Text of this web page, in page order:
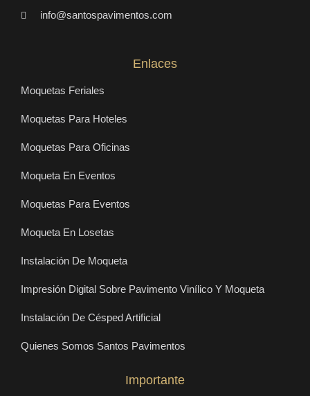
info@santospavimentos.com
Enlaces
Moquetas Feriales
Moquetas Para Hoteles
Moquetas Para Oficinas
Moqueta En Eventos
Moquetas Para Eventos
Moqueta En Losetas
Instalación De Moqueta
Impresión Digital Sobre Pavimento Vinílico Y Moqueta
Instalación De Césped Artificial
Quienes Somos Santos Pavimentos
Importante